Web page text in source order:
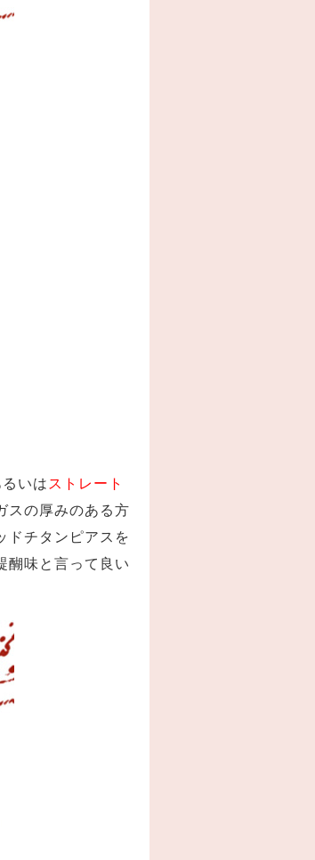
るいは ストレート
スの厚みのある方
ドチタンピアスを
醐味と言って良い